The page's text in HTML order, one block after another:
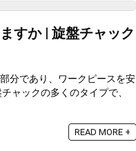
すか | 旋盤チャック
分であり、ワークピースを安
ャックの多くのタイプで、
READ MORE +